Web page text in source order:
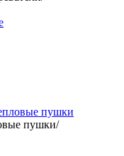
пушки
пушки/